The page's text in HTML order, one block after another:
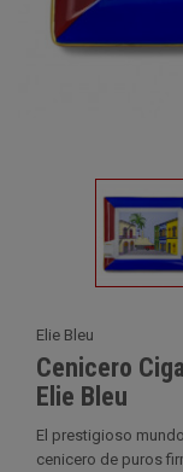
Elie Bleu
Cenicero
Elie Bleu
El prestigioso
cenicero de puros